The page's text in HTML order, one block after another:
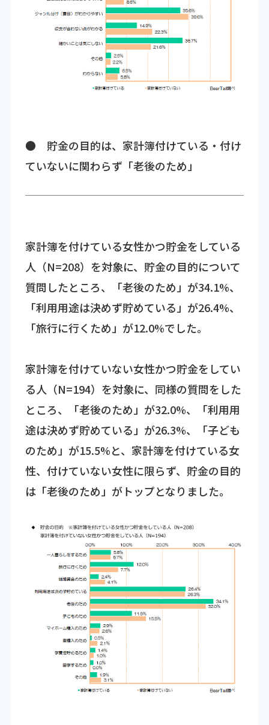
● 貯金の目的は、家計簿付けている・付け
ていないに関わらず「老後のため」
家計簿を付けている女性かつ貯金をしている
人（N=208）を対象に、貯金の目的について
質問したところ、「老後のため」が34.1%、
「利用用途は決めず貯めている」が26.4%、
「旅行に行くため」が12.0%でした。
家計簿を付けていない女性かつ貯金をしてい
る人（N=194）を対象に、同様の質問をした
ところ、「老後のため」が32.0%、「利用用
途は決めず貯めている」が26.3%、「子ども
のため」が15.5%と、家計簿を付けている女
性、付けていない女性に限らず、貯金の目的
は「老後のため」がトップとなりました。